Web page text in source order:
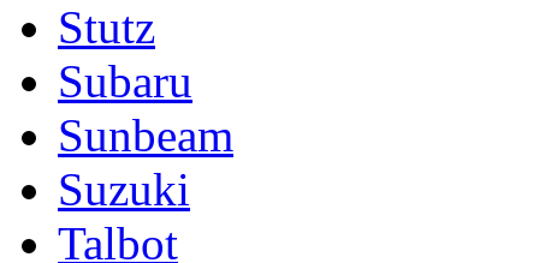
Stutz
Subaru
Sunbeam
Suzuki
Talbot